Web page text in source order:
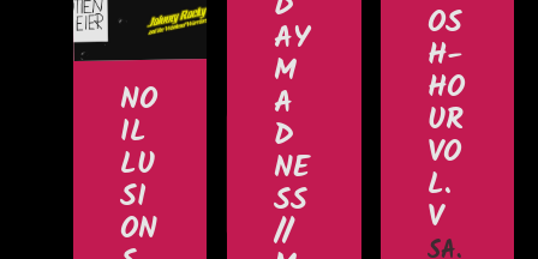
NO
IL
LU
SI
ON
AY
M
A
D
NE
SS
//
OS
H-
HO
UR
VO
L.
V